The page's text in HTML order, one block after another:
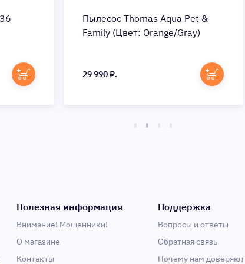
Пылесос Thomas Aqua Pet &
Family (Цвет: Orange/Gray)
29 990 ₽.
Полезная информация
Внимание! Мошенники!
О магазине
Контакты
Поддержка
Вопросы и ответы
Обратная связь
Почему нам доверяют